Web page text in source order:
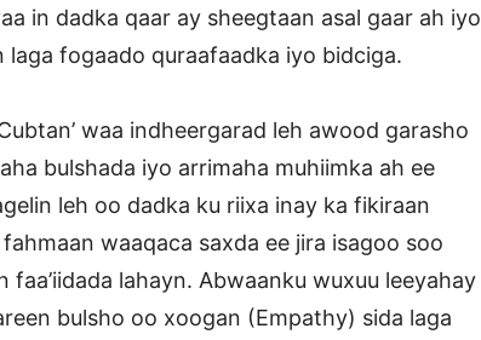
in dadka qaar ay sheegtaan asal gaar ah iyo
laga fogaado quraafaadka iyo bidciga.
waa indheergarad leh awood garasho
bulshada iyo arrimaha muhiimka ah ee
leh oo dadka ku riixa inay ka fikiraan
waaqaca saxda ee jira isagoo soo
lahayn. Abwaanku wuxuu leeyahay
bulsho oo xoogan (Empathy) sida laga